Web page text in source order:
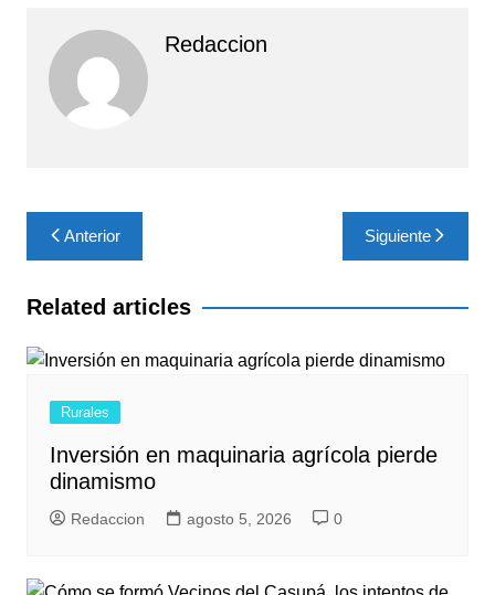
Redaccion
Navegación
de
entradas
Anterior Siguiente
Related articles
Rurales
Inversión en maquinaria agrícola pierde
dinamismo
Redaccion agosto 5, 2026 0